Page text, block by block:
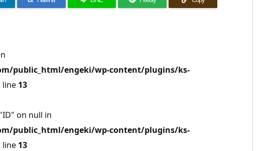
public_html/engeki/wp-content/plugins/ks-
line 13
on null in
public_html/engeki/wp-content/plugins/ks-
line 13